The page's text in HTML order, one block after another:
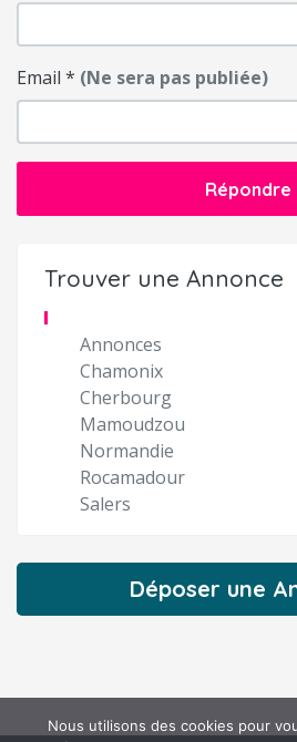
Email * (Ne sera pas publiée)
Répondre
Trouver une Annonce
Annonces
Chamonix
Cherbourg
Mamoudzou
Normandie
Rocamadour
Salers
Déposer une
Nous utilisons des cookies pour